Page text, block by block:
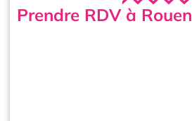
Prendre RDV à Rouen